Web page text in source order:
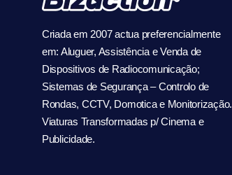
Criada em 2007 actua preferencialmente
em: Aluguer, Assistência e Venda de
Dispositivos de Radiocomunicação;
Sistemas de Segurança – Controlo de
Rondas, CCTV, Domotica e Monitorização.
Viaturas Transformadas p/ Cinema e
Publicidade.